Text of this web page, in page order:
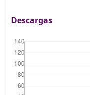
Descargas